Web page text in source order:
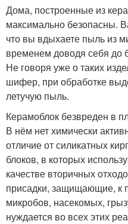
Дома, построенные из
максимально безопасны.
что вы вдыхаете пыль из
временем доводя себя до
Не говоря уже о таких
шифер, при обработке
летучую пыль.
Керамоблок безвреден в
В нём нет химически
отличие от силикатных
блоков, в которых
качестве вторичных
присадки, защищающие, к
микробов, насекомых,
нуждается во всех этих